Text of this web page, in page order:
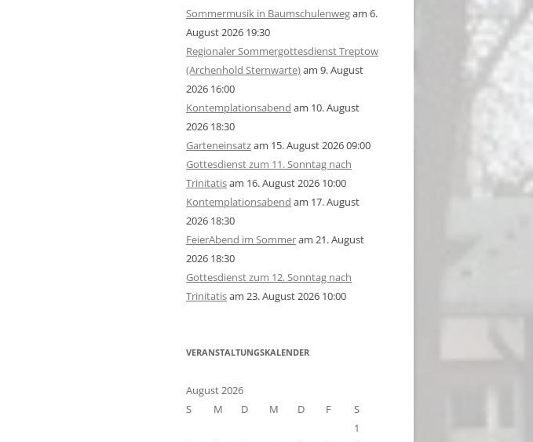
Sommermusik in Baumschulenwegam 6.
August 2026 19:30
Regionaler Sommergottesdienst Treptow
(Archenhold Sternwarte)am 9. August
2026 16:00
Kontemplationsabend am 10. August
2026 18:30
Garteneinsatzam 15. August 2026 09:00
Gottesdienst zum 11. Sonntag nach
Trinitatisam 16. August 2026 10:00
Kontemplationsabend am 17. August
2026 18:30
FeierAbend im Sommeram 21. August
2026 18:30
Gottesdienst zum 12. Sonntag nach
Trinitatisam 23. August 2026 10:00
VERANSTALTUNGSKALENDER
August 2026
S
M D M D F
S
1